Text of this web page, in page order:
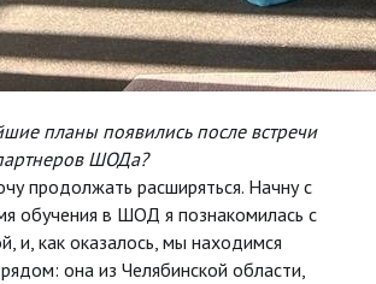
планы появились после встречи
ШОДа?
продолжать расширяться. Начну с
обучения в ШОД я познакомилась с
и, как оказалось, мы находимся
она из Челябинской области,